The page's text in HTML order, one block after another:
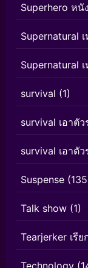
Superhero หนั
Supernatural
Supernatural
survival (1)
survival เอาตั
survival เอาตั
Suspense
Talk show (1)
Tearjerker เรีย
Technology